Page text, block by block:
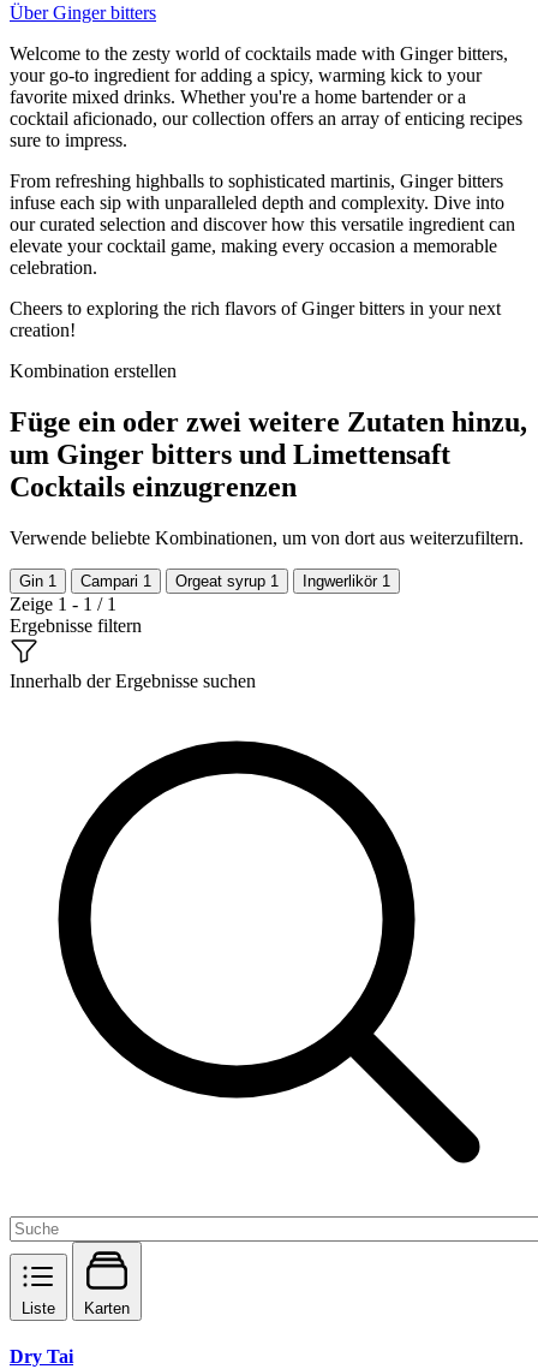
Über Ginger bitters
Welcome to the zesty world of cocktails made with Ginger bitters,
your go-to ingredient for adding a spicy, warming kick to your
favorite mixed drinks. Whether you're a home bartender or a
cocktail aficionado, our collection offers an array of enticing recipes
sure to impress.
From refreshing highballs to sophisticated martinis, Ginger bitters
infuse each sip with unparalleled depth and complexity. Dive into
our curated selection and discover how this versatile ingredient can
elevate your cocktail game, making every occasion a memorable
celebration.
Cheers to exploring the rich flavors of Ginger bitters in your next
creation!
Kombination erstellen
Füge ein oder zwei weitere Zutaten hinzu,
um Ginger bitters und Limettensaft
Cocktails einzugrenzen
Verwende beliebte Kombinationen, um von dort aus weiterzufiltern.
Gin 1 Campari 1 Orgeat syrup 1 Ingwerlikör 1
Zeige 1 - 1 / 1
Ergebnisse filtern
Innerhalb der Ergebnisse suchen
Liste Karten
Dry Tai